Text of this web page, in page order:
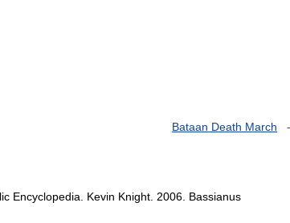
Bataan Death March
Encyclopedia. Kevin Knight. 2006. Bassianus